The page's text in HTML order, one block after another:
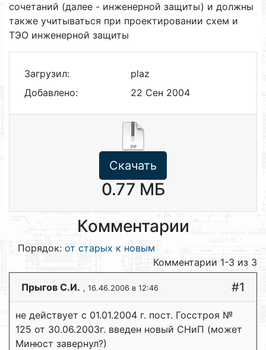
сочетаний (далее - инженерной защиты) и должны
также учитываться при проектировании схем и
ТЭО инженерной защиты
Загрузил:
plaz
Добавлено:
22 Сен 2004
Скачать
0.77 МБ
Комментарии
Порядок: от старых к новым
Комментарии 1-3 из 3
Прыгов С.И. , 16.46.2006 в 12:46 #1
не действует с 01.01.2004 г. пост. Госстроя №
125 от 30.06.2003г. введен новый СНиП (может
Минюст завернул?)